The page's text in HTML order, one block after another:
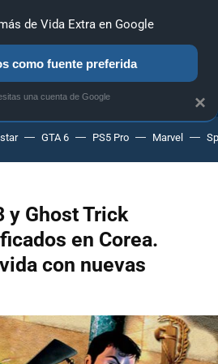
PC SONY NINTENDO
GTA 6 PS5 Pro Marvel
y Ghost Trick
en Corea.
con nuevas
×
de Vida Extra en Google
como fuente preferida
una cuenta de Google